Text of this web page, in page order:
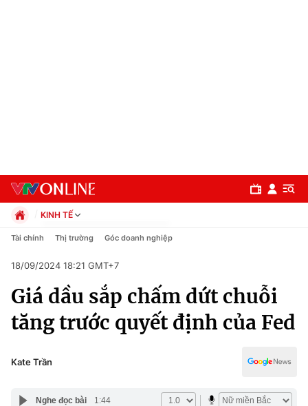
Chuyên mục
Chính trị
Pháp luật
KINH TẾ
Chính trị
Pháp luật
Kinh tế
Thể thao
Truyền hình
Y tế
Công nghệ
Tài chính Thị trường Góc doanh nghiệp
18/09/2024 18:21 GMT+7
Giá dầu sắp chấm dứt chuỗi
tăng trước quyết định của Fed
Kate Trần
Nghe đọc bài 1:44